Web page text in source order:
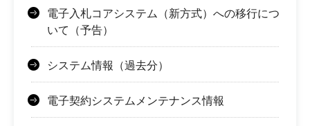
電子入札コアシステム（新方式）への移行につ
いて（予告）
システム情報（過去分）
電子契約システムメンテナンス情報